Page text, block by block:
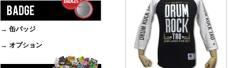
→ 缶バッジ
→ オプション